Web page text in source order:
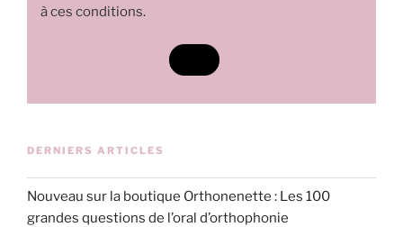
à ces conditions.
DERNIERS ARTICLES
Nouveau sur la boutique Orthonenette : Les 100
grandes questions de l’oral d’orthophonie